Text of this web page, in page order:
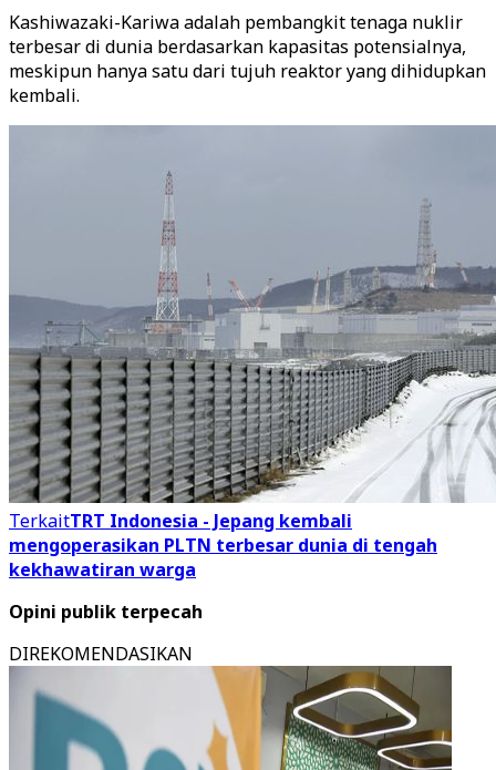
Kashiwazaki-Kariwa adalah pembangkit tenaga nuklir
terbesar di dunia berdasarkan kapasitas potensialnya,
meskipun hanya satu dari tujuh reaktor yang dihidupkan
kembali.
TerkaitTRT Indonesia - Jepang kembali
mengoperasikan PLTN terbesar dunia di tengah
kekhawatiran warga
Opini publik terpecah
DIREKOMENDASIKAN